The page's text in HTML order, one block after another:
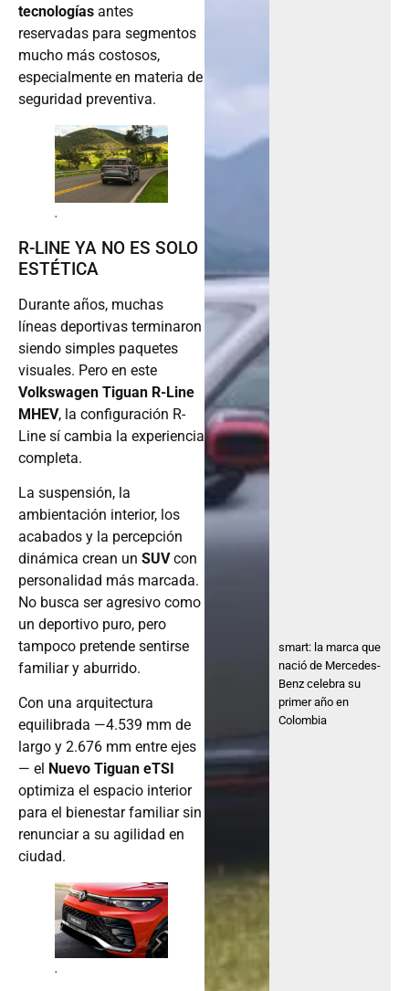
tecnologías antes
reservadas para segmentos
mucho más costosos,
especialmente en materia de
seguridad preventiva.
.
R-LINE YA NO ES SOLO
ESTÉTICA
Durante años, muchas
líneas deportivas terminaron
siendo simples paquetes
visuales. Pero en este
Volkswagen Tiguan R-Line
MHEV, la configuración R-
Line sí cambia la experiencia
completa.
La suspensión, la
ambientación interior, los
acabados y la percepción
dinámica crean un SUVcon
personalidad más marcada.
No busca ser agresivo como
un deportivo puro, pero
tampoco pretende sentirse
familiar y aburrido.
Con una arquitectura
equilibrada —4.539 mm de
largo y 2.676 mm entre ejes
— el Nuevo Tiguan eTSI
optimiza el espacio interior
para el bienestar familiar sin
renunciar a su agilidad en
ciudad.
.
smart: la marca que
nació de Mercedes-
Benz celebra su
primer año en
Colombia